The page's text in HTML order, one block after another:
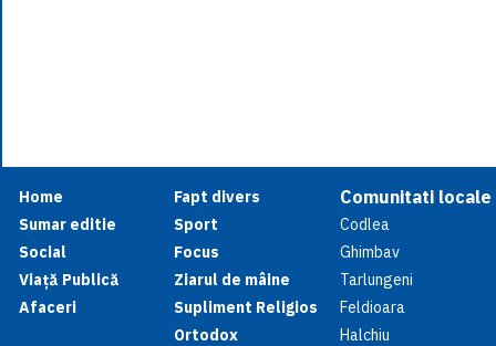
Home
Sumar editie
Social
Viață Publică
Afaceri
Fapt divers
Sport
Focus
Ziarul de mâine
Supliment Religios
Ortodox
Comunitati locale
Codlea
Ghimbav
Tarlungeni
Feldioara
Halchiu